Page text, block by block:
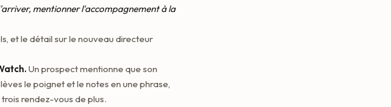
mentionner l'accompagnement à la
et le détail sur le nouveau directeur
Un prospect mentionne que son
le poignet et le notes en une phrase,
rendez-vous de plus.